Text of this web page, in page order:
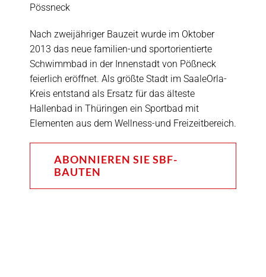
Pössneck
Nach zweijähriger Bauzeit wurde im Oktober
2013 das neue familien-und sportorientierte
Schwimmbad in der Innenstadt von Pößneck
feierlich eröffnet. Als größte Stadt im SaaleOrla-
Kreis entstand als Ersatz für das älteste
Hallenbad in Thüringen ein Sportbad mit
Elementen aus dem Wellness-und Freizeitbereich.
ABONNIEREN SIE SBF-
BAUTEN